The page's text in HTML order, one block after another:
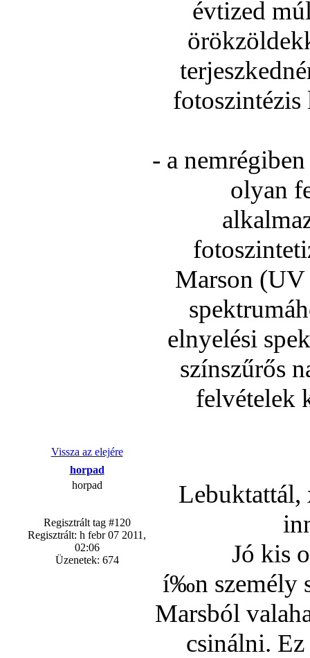
évtized
fotoszintézis
- a
olyan
Marson
elnyelési
szí­nszűrős
felvételek
Vissza az elejére
horpad
horpad
Regisztrált tag #120
Regisztrált: h febr 07 2011,
02:06
Üzenetek: 674
Jó kis
í‰n személy
Marsból
csinálni.